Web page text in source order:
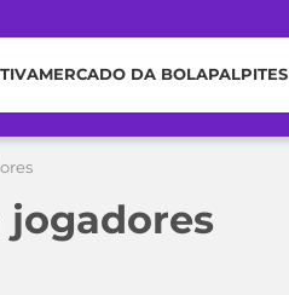
MERCADO DA BOLAPALPITES
jogadores